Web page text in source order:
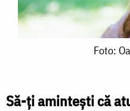
Foto:
Să-ți amintești că